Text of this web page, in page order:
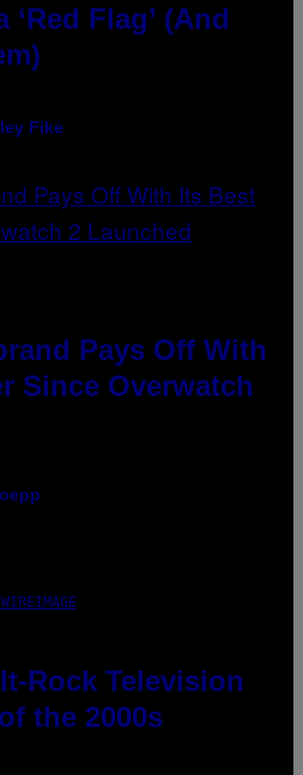
Flag’ (And
Fike
Pays Off With
Since Overwatch
Rock Television
the 2000s